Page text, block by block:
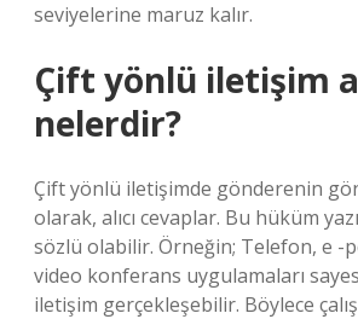
seviyelerine maruz kalır.
Çift yönlü iletişim
nelerdir?
Çift yönlü iletişimde gönderenin
olarak, alıcı cevaplar. Bu hüküm
sözlü olabilir. Örneğin; Telefon, e -
video konferans uygulamaları
iletişim gerçekleşebilir. Böylece